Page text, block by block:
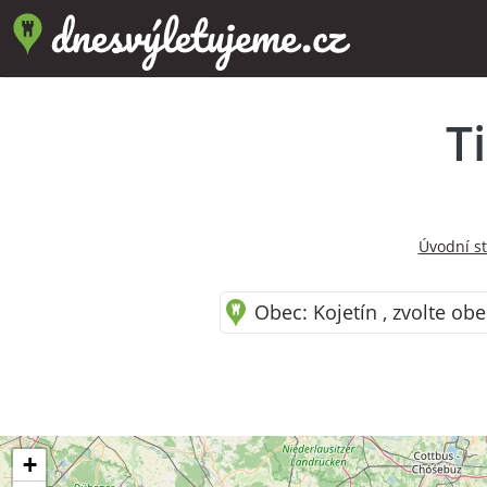
Úvodní
Obec: Kojetín , zvolte
+